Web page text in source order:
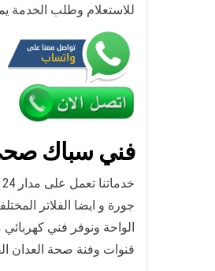
للاستعلام وطلب الخدمة
فني سباك
خدماتنا تعمل على مدار 24 ساعة في مجال الصرف الصحي و يتمكن من تركيب كافة انواع السخانات المركزية و مضخات مكاين
جورة و ايضا الفلاتر
الواحة ونوفر فني
قنوات وفنة صحة العدان